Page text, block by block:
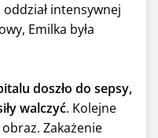
intensywnej
Emilka była
doszło do sepsy,
walczyć. Kolejne
Zakażenie